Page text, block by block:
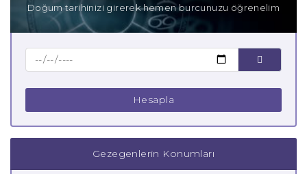
Doğum tarihinizi girerek hemen burcunuzu öğrenelim
Hesapla
Gezegenlerin Konumları